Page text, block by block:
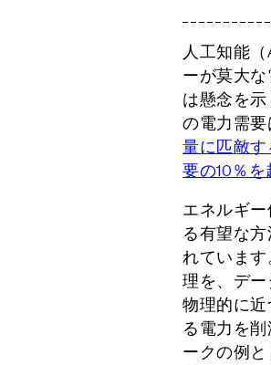
人工知能
ーが莫大
は懸念を
の電力需
量に匹敵
要の10％
エネルギ
る有望な
れていま
理を、デ
物理的に
る電力を
ークの例と